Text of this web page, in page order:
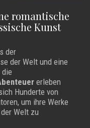
romantische
Kunst
der
der Welt und eine
erleben
Hunderte von
um ihre Werke
Welt zu